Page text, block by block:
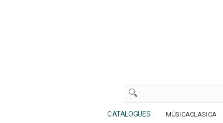
CATALOGUES : MÚSICACLASICA